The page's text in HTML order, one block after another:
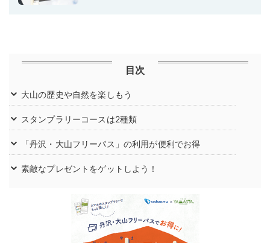
目次
大山の歴史や自然を楽しもう
スタンプラリーコースは2種類
「丹沢・大山フリーパス」の利用が便利でお得
素敵なプレゼントをゲットしよう！